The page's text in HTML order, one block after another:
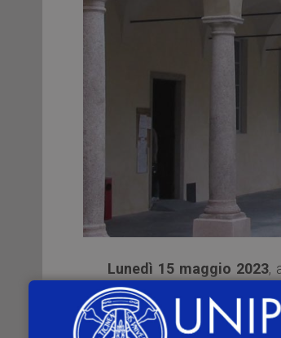
Lunedì 15 maggio 2023,
Sociali dell’Università di
Series”.